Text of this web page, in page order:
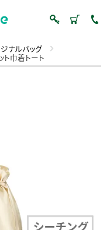
ナルバッグ
ト巾着トート